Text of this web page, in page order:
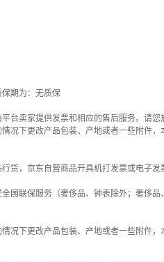
期为：无质保
台卖家提供发票和相应的售后服务。请您
况下更改产品包装、产地或者一些附件
货，京东自营商品开具机打发票或电子发
国联保服务（奢侈品、钟表除外；奢侈
况下更改产品包装、产地或者一些附件